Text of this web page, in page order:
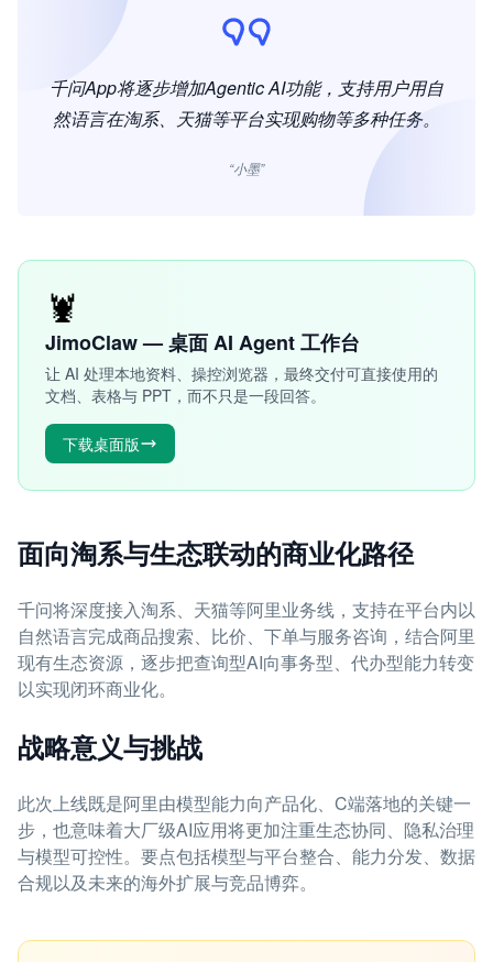
千问App将逐步增加Agentic AI功能，支持用户用自
然语言在淘系、天猫等平台实现购物等多种任务。
“小墨”
🦞
JimoClaw — 桌面 AI Agent 工作台
让 AI 处理本地资料、操控浏览器，最终交付可直接使用的
文档、表格与 PPT，而不只是一段回答。
下载桌面版
面向淘系与生态联动的商业化路径
千问将深度接入淘系、天猫等阿里业务线，支持在平台内以
自然语言完成商品搜索、比价、下单与服务咨询，结合阿里
现有生态资源，逐步把查询型AI向事务型、代办型能力转变
以实现闭环商业化。
战略意义与挑战
此次上线既是阿里由模型能力向产品化、C端落地的关键一
步，也意味着大厂级AI应用将更加注重生态协同、隐私治理
与模型可控性。要点包括模型与平台整合、能力分发、数据
合规以及未来的海外扩展与竞品博弈。